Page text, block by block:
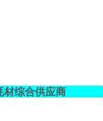
材综合供应商